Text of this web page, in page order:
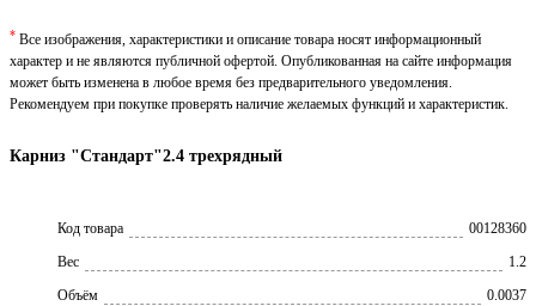
Карниз "Стандарт"2.4 трехрядный
Код товара
00128360
Вес
1.2
Объём
0.0037
* Все изображения, характеристики и описание товара носят информационный
характер и не являются публичной офертой. Опубликованная на сайте информация
может быть изменена в любое время без предварительного уведомления.
Рекомендуем при покупке проверять наличие желаемых функций и характеристик.